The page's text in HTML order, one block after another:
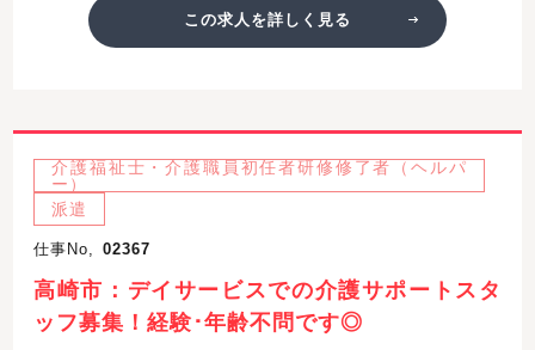
この求人を詳しく見る
介護福祉士・介護職員初任者研修修了者（ヘルパ
ー）
派遣
仕事No, 02367
高崎市：デイサービスでの介護サポートスタ
ッフ募集！経験･年齢不問です◎